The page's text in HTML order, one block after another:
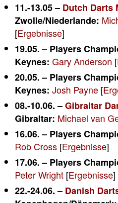
11.-13.05 – Dutch Darts
Zwolle/Niederlande:
[Ergebnisse]
19.05. – Players
Keynes: Gary Anderson [
20.05. – Players
Keynes: Josh Payne [
08.-10.06. –Gibraltar
Gibraltar: Michael van
16.06. – Players
Rob Cross [Ergebnisse]
17.06. – Players
Peter Wright [Ergebnisse]
22.-24.06. – Danish